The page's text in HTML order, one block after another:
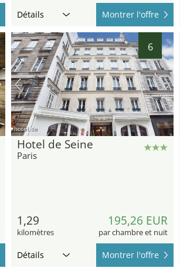
Détails Montrer l'offre
6
hotel.de
Hotel de Seine
Paris
1,29
kilomètres
195,26 EUR
par chambre et nuit
Détails Montrer l'offre